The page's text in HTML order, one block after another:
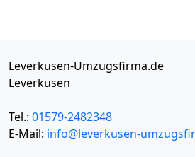
Leverkusen-Umzugsfirma.de
Leverkusen
Tel.: 01579-2482348
E-Mail: info@leverkusen-